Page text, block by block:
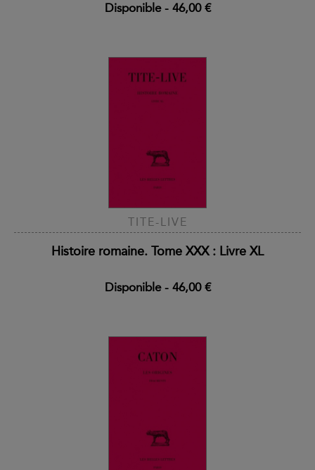
Disponible- 46,00 €
TITE-LIVE
Histoire romaine. Tome XXX : Livre XL
Disponible- 46,00 €